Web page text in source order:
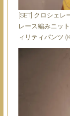
[SET] クロシェ
レース編みニッ
ィリティパンツ